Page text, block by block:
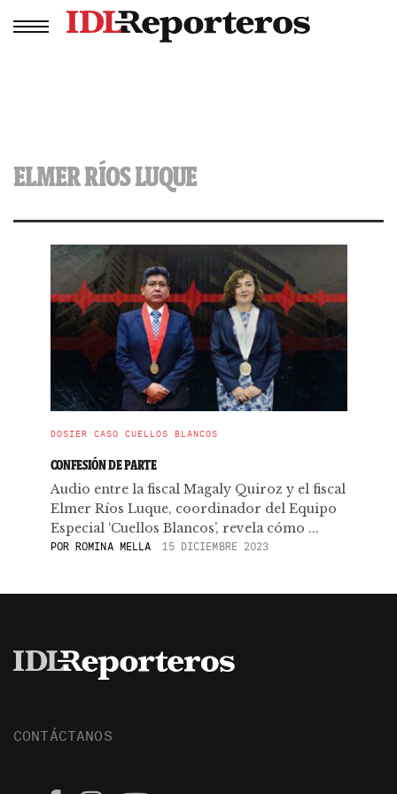
ELMER RÍOS LUQUE
DOSIER CASO CUELLOS BLANCOS
CONFESIÓN DE PARTE
Audio entre la fiscal Magaly Quiroz y el fiscal
Elmer Ríos Luque, coordinador del Equipo
Especial ‘Cuellos Blancos’, revela cómo ...
POR ROMINA MELLA 15 DICIEMBRE 2023
CONTÁCTANOS